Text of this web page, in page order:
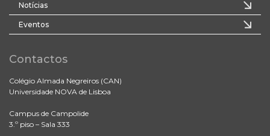
Notícias
Eventos
Contactos
Colégio Almada Negreiros (CAN)
Universidade NOVA de Lisboa
Campus de Campolide
3.º piso – Sala 333